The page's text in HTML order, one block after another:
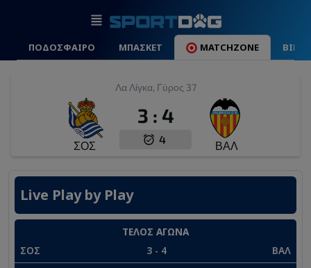
ΠΟΔΟΣΦΑΙΡΟ ΜΠΑΣΚΕΤ MATCHZONE
Λα Λίγκα, Γύρος 37
ΣΟΣ
3 : 4
4 ΒΑΛ
Live Play by Play
ΤΕΛΟΣ ΑΓΩΝΑ
ΣΟΣ
3- 4 ΒΑΛ